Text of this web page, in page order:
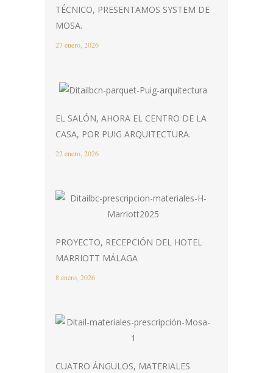
TÉCNICO, PRESENTAMOS SYSTEM DE
MOSA.
27 enero, 2026
EL SALÓN, AHORA EL CENTRO DE LA
CASA, POR PUIG ARQUITECTURA.
22 enero, 2026
PROYECTO, RECEPCIÓN DEL HOTEL
MARRIOTT MÁLAGA
8 enero, 2026
CUATRO ÁNGULOS, MATERIALES